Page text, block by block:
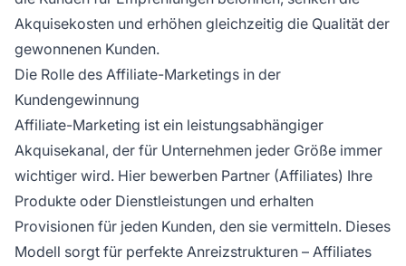
Akquisekosten und erhöhen gleichzeitig die Qualität der
gewonnenen Kunden.
Die Rolle des Affiliate-Marketings in der
Kundengewinnung
Affiliate-Marketing ist ein leistungsabhängiger
Akquisekanal, der für Unternehmen jeder Größe immer
wichtiger wird. Hier bewerben Partner (Affiliates) Ihre
Produkte oder Dienstleistungen und erhalten
Provisionen für jeden Kunden, den sie vermitteln. Dieses
Modell sorgt für perfekte Anreizstrukturen – Affiliates